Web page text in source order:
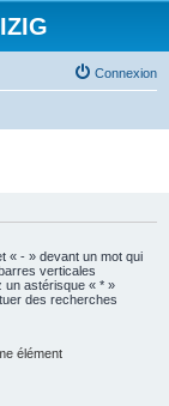
Connexion
« - » devant un mot qui
verticales
un astérisque « * »
des recherches
élément